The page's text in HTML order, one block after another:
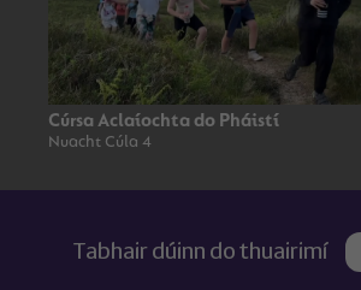
Cúrsa Aclaíochta do Pháistí
Nuacht Cúla 4
Tabhair dúinn do thuairimí